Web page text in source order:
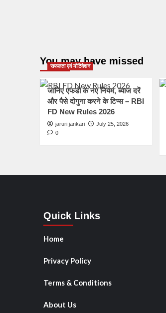
You may have missed
सफलता एवं मोटिवेशन
जानिए एफडी के नए नियम, ब्याज दरें
और पैसे दोगुना करने के टिप्स – RBI
FD New Rules 2026
jaruri jankari
July 25, 2026
0
Quick Links
Home
Privacy Policy
Terms & Conditions
About Us